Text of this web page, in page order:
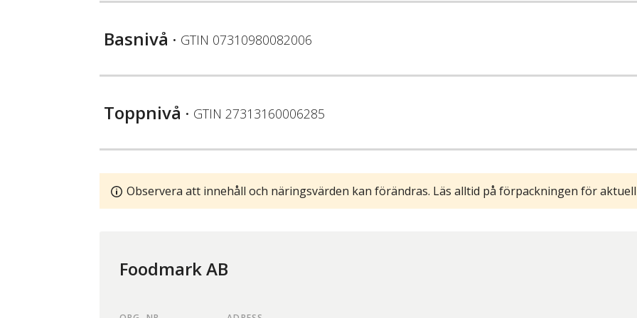
Basnivå • GTIN 07310980082006
Toppnivå • GTIN 27313160006285
Observera att innehåll och näringsvärden kan förändras. Läs alltid på förpackningen för
Foodmark AB